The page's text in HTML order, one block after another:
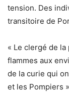
tension. Des
transitoire de
« Le clergé de
flammes aux
de la curie qui
et les Pompiers